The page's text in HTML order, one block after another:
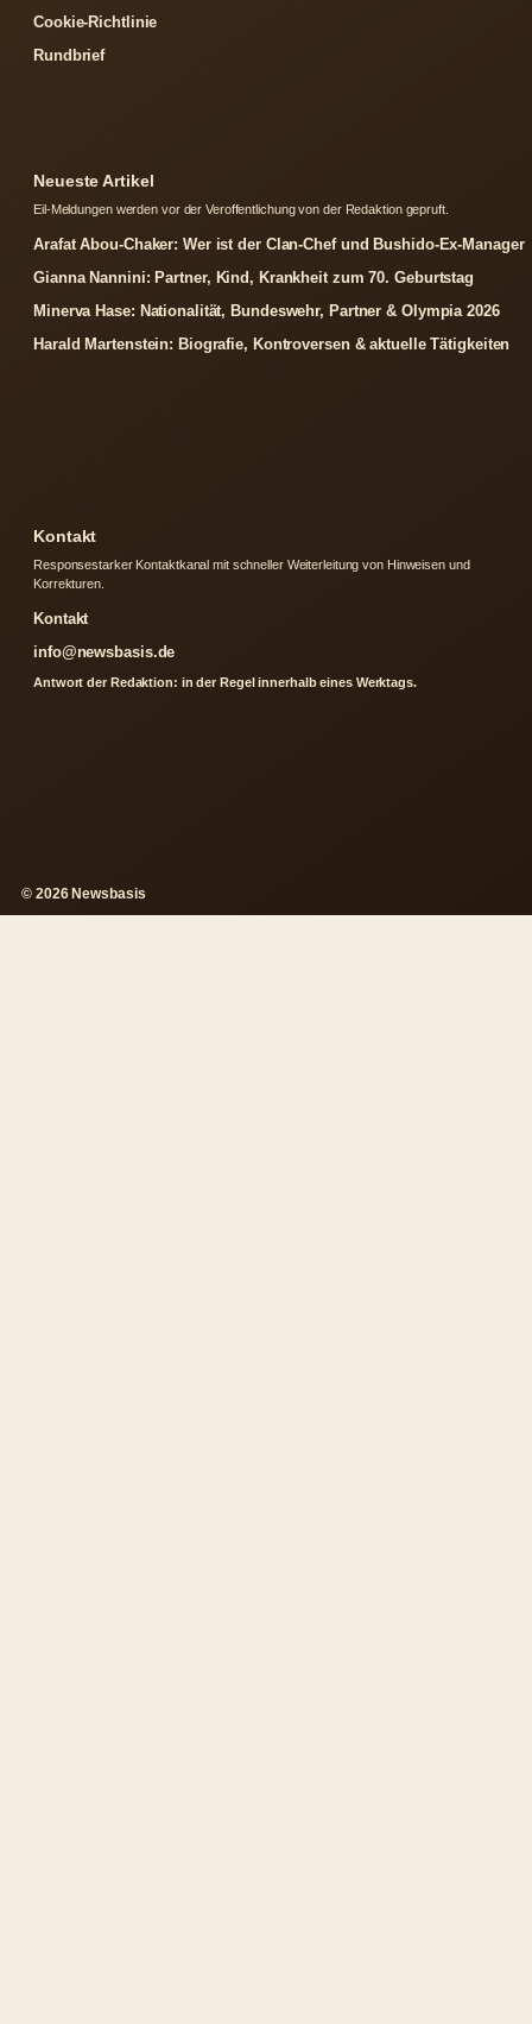
Cookie-Richtlinie
Rundbrief
Neueste Artikel
Eil-Meldungen werden vor der Veroffentlichung von der Redaktion gepruft.
Arafat Abou-Chaker: Wer ist der Clan-Chef und Bushido-Ex-Manager
Gianna Nannini: Partner, Kind, Krankheit zum 70. Geburtstag
Minerva Hase: Nationalität, Bundeswehr, Partner & Olympia 2026
Harald Martenstein: Biografie, Kontroversen & aktuelle Tätigkeiten
Kontakt
Responsestarker Kontaktkanal mit schneller Weiterleitung von Hinweisen und
Korrekturen.
Kontakt
info@newsbasis.de
Antwort der Redaktion: in der Regel innerhalb eines Werktags.
© 2026 Newsbasis